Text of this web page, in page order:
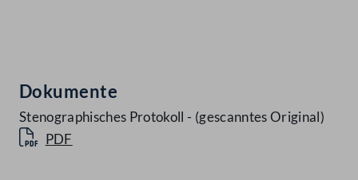
Dokumente
Stenographisches Protokoll - (gescanntes Original)
PDF